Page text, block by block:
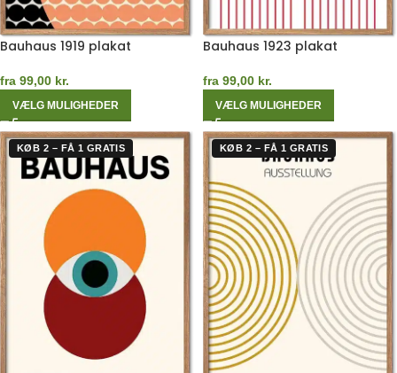
Bauhaus 1919 plakat
fra 99,00 kr.
VÆLG MULIGHEDER
Bauhaus 1923 plakat
fra 99,00 kr.
VÆLG MULIGHEDER
KØB 2 – FÅ 1 GRATIS KØB 2 – FÅ 1 GRATIS